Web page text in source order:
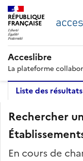
RÉPUBLIQUE
FRANÇAISE
Acceslibre
La plateforme
Liste des résultats
Rechercher
En cours de